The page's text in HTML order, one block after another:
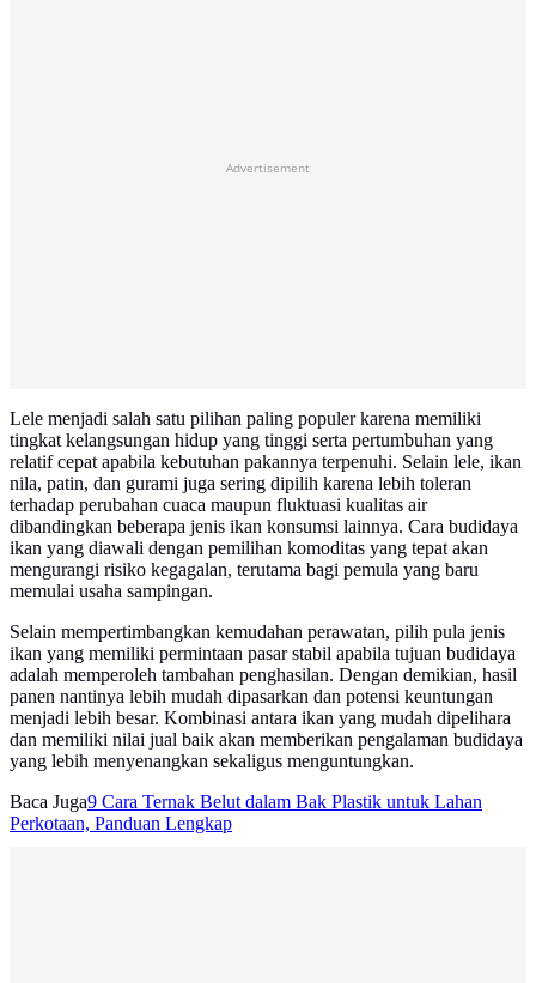
Advertisement
Lele menjadi salah satu pilihan paling populer karena memiliki
tingkat kelangsungan hidup yang tinggi serta pertumbuhan yang
relatif cepat apabila kebutuhan pakannya terpenuhi. Selain lele, ikan
nila, patin, dan gurami juga sering dipilih karena lebih toleran
terhadap perubahan cuaca maupun fluktuasi kualitas air
dibandingkan beberapa jenis ikan konsumsi lainnya. Cara budidaya
ikan yang diawali dengan pemilihan komoditas yang tepat akan
mengurangi risiko kegagalan, terutama bagi pemula yang baru
memulai usaha sampingan.
Selain mempertimbangkan kemudahan perawatan, pilih pula jenis
ikan yang memiliki permintaan pasar stabil apabila tujuan budidaya
adalah memperoleh tambahan penghasilan. Dengan demikian, hasil
panen nantinya lebih mudah dipasarkan dan potensi keuntungan
menjadi lebih besar. Kombinasi antara ikan yang mudah dipelihara
dan memiliki nilai jual baik akan memberikan pengalaman budidaya
yang lebih menyenangkan sekaligus menguntungkan.
Baca Juga9 Cara Ternak Belut dalam Bak Plastik untuk Lahan
Perkotaan, Panduan Lengkap